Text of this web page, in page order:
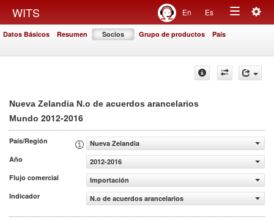
WITS En Es
Toggle
Datos Básicos Resumen Socios Grupo de productos País
Nueva Zelandia N.o de acuerdos arancelarios
Mundo 2012-2016
País/Región
Nueva Zelandia
Año
2012-2016
Flujo comercial
Importación
Indicador
N.o de acuerdos arancelarios